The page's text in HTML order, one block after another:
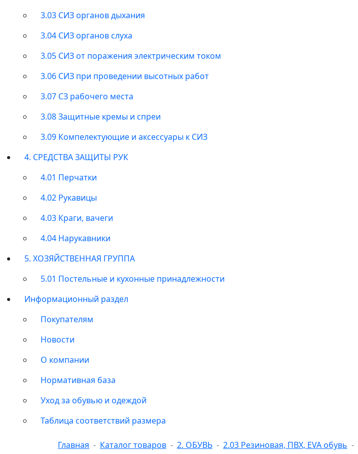
3.03 СИЗ органов дыхания
3.04 СИЗ органов слуха
3.05 СИЗ от поражения электрическим током
3.06 СИЗ при проведении высотных работ
3.07 СЗ рабочего места
3.08 Защитные кремы и спреи
3.09 Компелектующие и аксессуары к СИЗ
4. СРЕДСТВА ЗАЩИТЫ РУК
4.01 Перчатки
4.02 Рукавицы
4.03 Краги, вачеги
4.04 Нарукавники
5. ХОЗЯЙСТВЕННАЯ ГРУППА
5.01 Постельные и кухонные принадлежности
Информационный раздел
Покупателям
Новости
О компании
Нормативная база
Уход за обувью и одеждой
Таблица соответствий размера
Главная Каталог товаров 2. ОБУВЬ 2.03 Резиновая, ПВХ, EVA обувь